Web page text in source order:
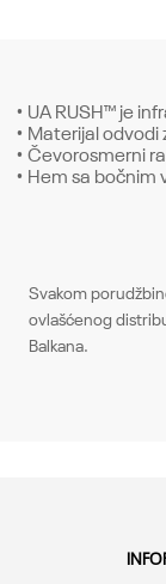
• UA RUSH™ je
• Materijal odvodi
• Čevorosmerni
• Hem sa bočnim
Kategorija
Pol
Svakom
ovlašćenog
Balkana.